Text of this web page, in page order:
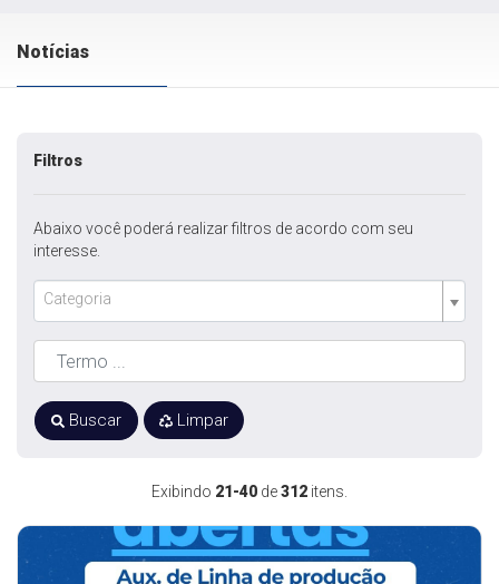
Notícias
Exibindo 21-40 de312 itens.
Filtros
Abaixo você poderá realizar filtros de acordo com seu
interesse.
Categoria
Buscar Limpar